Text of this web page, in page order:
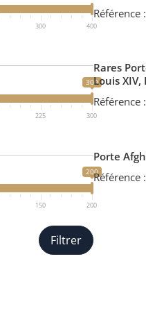
300 400
300
225 300
200
150 200
Filtrer
Référence
Rares
Louis XIV,
Référence
Porte
Référence